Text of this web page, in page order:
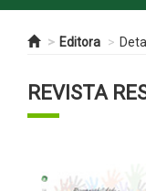
Editora
REVISTA